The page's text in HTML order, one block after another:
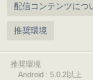
配信コンテンツにつ
推奨環境
推奨環境
Android : 5.0.2以上